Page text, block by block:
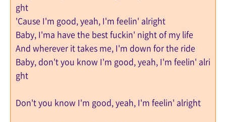
ght
'Cause I'm good, yeah, I'm feelin' alright
Baby, I'ma have the best fuckin' night of my life
And wherever it takes me, I'm down for the ride
Baby, don't you know I'm good, yeah, I'm feelin' alri
ght
Don't you know I'm good, yeah, I'm feelin' alright